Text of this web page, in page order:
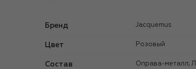
Бренд Jacquemus
Цвет Розовый
Состав
Оправа-металл; Линзы-